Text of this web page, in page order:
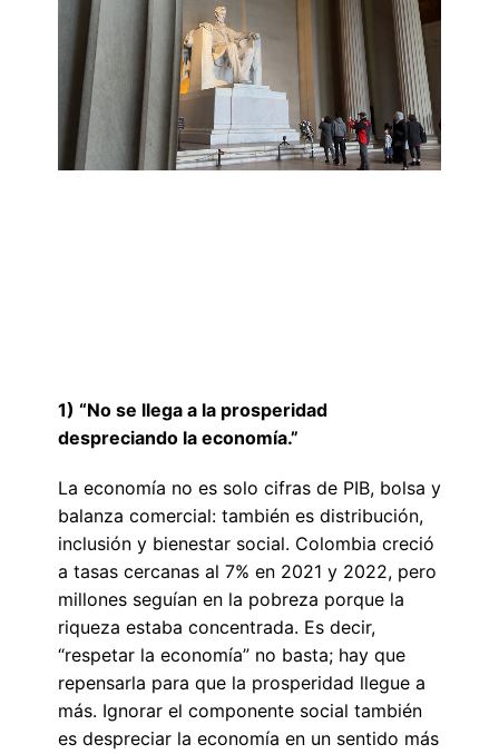
1) “No se llega a la prosperidad
despreciando la economía.”
La economía no es solo cifras de PIB, bolsa y
balanza comercial: también es distribución,
inclusión y bienestar social. Colombia creció
a tasas cercanas al 7% en 2021 y 2022, pero
millones seguían en la pobreza porque la
riqueza estaba concentrada. Es decir,
“respetar la economía” no basta; hay que
repensarla para que la prosperidad llegue a
más. Ignorar el componente social también
es despreciar la economía en un sentido más